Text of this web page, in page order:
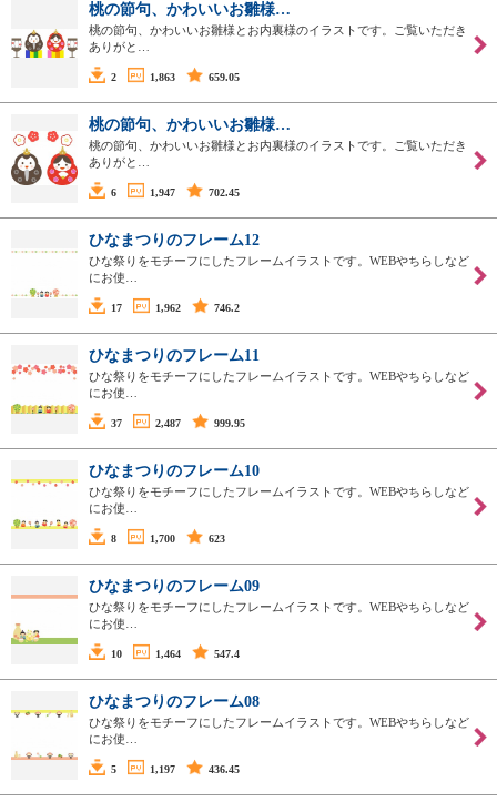
桃の節句、かわいいお雛様…
桃の節句、かわいいお雛様とお内裏様のイラストです。ご覧いただき
ありがと…
2 1,863 659.05
桃の節句、かわいいお雛様…
桃の節句、かわいいお雛様とお内裏様のイラストです。ご覧いただき
ありがと…
6 1,947 702.45
ひなまつりのフレーム12
ひな祭りをモチーフにしたフレームイラストです。WEBやちらしなど
にお使…
17 1,962 746.2
ひなまつりのフレーム11
ひな祭りをモチーフにしたフレームイラストです。WEBやちらしなど
にお使…
37 2,487 999.95
ひなまつりのフレーム10
ひな祭りをモチーフにしたフレームイラストです。WEBやちらしなど
にお使…
8 1,700 623
ひなまつりのフレーム09
ひな祭りをモチーフにしたフレームイラストです。WEBやちらしなど
にお使…
10 1,464 547.4
ひなまつりのフレーム08
ひな祭りをモチーフにしたフレームイラストです。WEBやちらしなど
にお使…
5 1,197 436.45